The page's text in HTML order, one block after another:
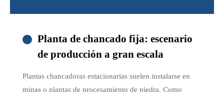
Planta de chancado fija: escenario
de producción a gran escala
Plantas chancadoras estacionarias suelen instalarse en
minas o plantas de procesamiento de piedra. Como